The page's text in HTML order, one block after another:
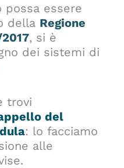
possa essere
della Regione
, si è
dei sistemi di
trovi
del
: lo facciamo
alle